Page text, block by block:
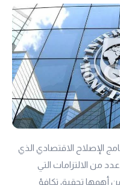
الإصلاح الاقتصادي الذي
من الالتزامات التي
أهمها تحقيق تكافؤ